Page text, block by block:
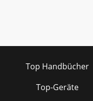
Top Handbücher
Top-Geräte